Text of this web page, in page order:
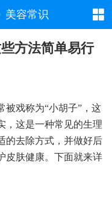
美容常识
方法简单易行
被戏称为“小胡子”，这
，这是一种常见的生理
的去除方式，并做好后
皮肤健康。下面就来详